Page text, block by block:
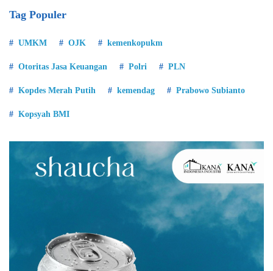
Tag Populer
UMKM OJK kemenkopukm
Otoritas Jasa Keuangan Polri PLN
Kopdes Merah Putih kemendag Prabowo Subianto
Kopsyah BMI